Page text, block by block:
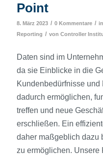
Point
8. März 2023 / 0 Kommentare / in
Reporting / von Controller
Daten sind im
da sie Einblicke in die
Kundenbedürfnisse und
dadurch ermöglichen,
treffen und neue
erschließen. Ein
daher maßgeblich dazu
zu ermöglichen. Unsere